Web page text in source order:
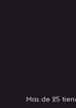
Mas de 25